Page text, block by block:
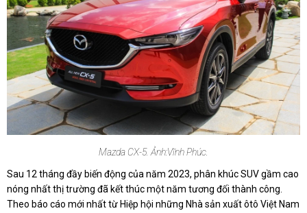
Mazda CX-5. Ảnh:Vĩnh Phúc.
Sau 12 tháng đầy biến động của năm 2023, phân khúc SUV gầm cao
nóng nhất thị trường đã kết thúc một năm tương đối thành công.
Theo báo cáo mới nhất từ Hiệp hội những Nhà sản xuất ôtô Việt Nam